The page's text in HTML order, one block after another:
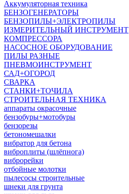
Аккумуляторная техника
БЕНЗОГЕНЕРАТОРЫ
БЕНЗОПИЛЫ+ЭЛЕКТРОПИЛЫ
ИЗМЕРИТЕЛЬНЫЙ ИНСТРУМЕНТ
КОМПРЕССОРА
НАСОСНОЕ ОБОРУДОВАНИЕ
ПИЛЫ РАЗНЫЕ
ПНЕВМОИНСТРУМЕНТ
САД+ОГОРОД
СВАРКА
СТАНКИ+ТОЧИЛА
СТРОИТЕЛЬНАЯ ТЕХНИКА
аппараты окрасочные
бензобуры+мотобуры
бензорезы
бетономешалки
вибратор для бетона
виброплиты (шлёпнога)
виброрейки
отбойные молотки
пылесосы строительные
шнеки для грунта